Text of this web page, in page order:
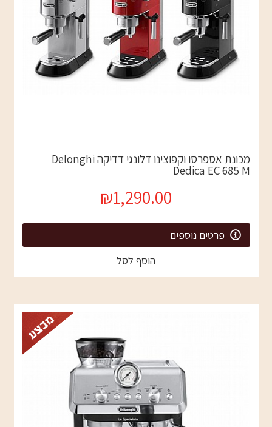
מכונת אספרסו וקפוצינו דלונגי דדיקה Delonghi
Dedica EC 685 M
₪1,290.00
פרטים נוספים
הוסף לסל